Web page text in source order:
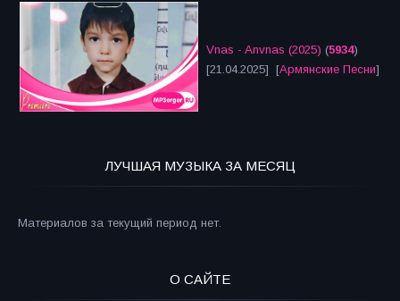
Vnas - Anvnas (2025) (5934)
[21.04.2025] [Армянские Песни]
ЛУЧШАЯ МУЗЫКА ЗА МЕСЯЦ
Материалов за текущий период нет.
О САЙТЕ